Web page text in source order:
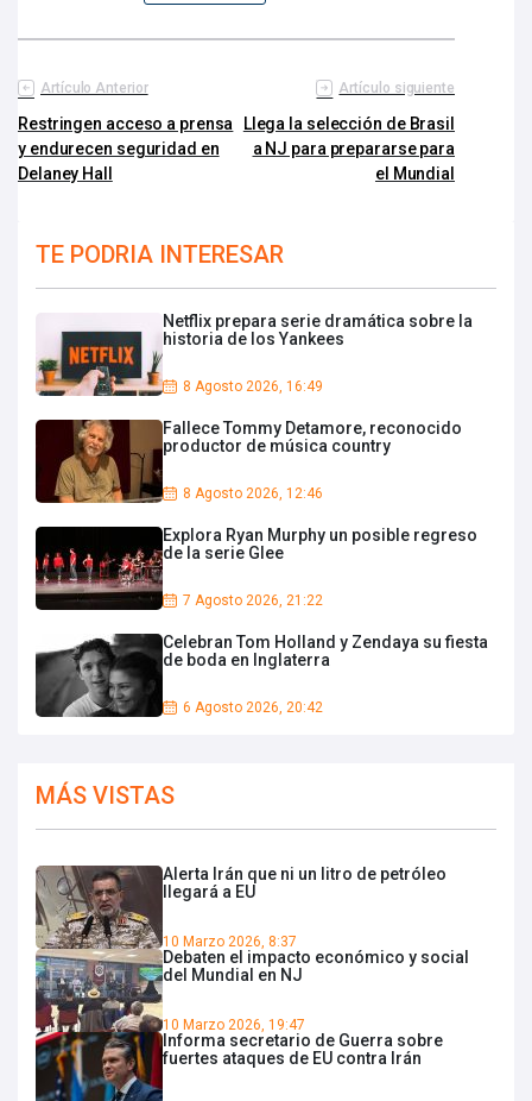
Artículo Anterior
Restringen acceso a prensa
y endurecen seguridad en
Delaney Hall
Artículo siguiente
Llega la selección de Brasil
a NJ para prepararse para
el Mundial
TE PODRIA INTERESAR
Netflix prepara serie dramática sobre la
historia de los Yankees
8 Agosto 2026, 16:49
Fallece Tommy Detamore, reconocido
productor de música country
8 Agosto 2026, 12:46
Explora Ryan Murphy un posible regreso
de la serie Glee
7 Agosto 2026, 21:22
Celebran Tom Holland y Zendaya su fiesta
de boda en Inglaterra
6 Agosto 2026, 20:42
MÁS VISTAS
Alerta Irán que ni un litro de petróleo
llegará a EU
10 Marzo 2026, 8:37
Debaten el impacto económico y social
del Mundial en NJ
10 Marzo 2026, 19:47
Informa secretario de Guerra sobre
fuertes ataques de EU contra Irán